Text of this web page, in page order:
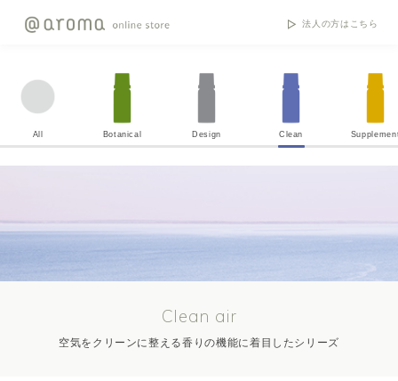
法人の方はこちら
All Botanical Design Clean
Clean air
空気をクリーンに整える香りの機能に着目したシリーズ